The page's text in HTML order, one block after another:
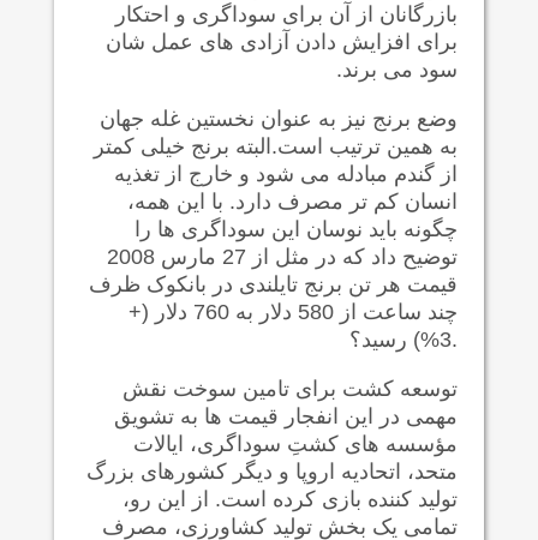
بازرگانان از آن برای سوداگری و احتکار
برای افزایش دادن آزادی های عمل شان
سود می برند.
وضع برنج نیز به عنوان نخستین غله جهان
به همین ترتیب است.البته برنج خیلی کمتر
از گندم مبادله می شود و خارج از تغذیه
انسان کم تر مصرف دارد. با این همه،
چگونه باید نوسان این سوداگری ها را
توضیح داد که در مثل از 27 مارس 2008
قیمت هر تن برنجتایلندی در بانکوک ظرف
چند ساعت از 580 دلار به 760 دلار (+
.3%) رسید؟
توسعه کشت برای تامین سوخت نقش
مهمی در این انفجار قیمت ها به تشویق
مؤسسه های کشتِ سوداگری، ایالات
متحد، اتحادیه اروپا و دیگر کشورهای بزرگ
تولید کننده بازی کرده است. از این رو،
تمامی یک بخش تولید کشاورزی، مصرف